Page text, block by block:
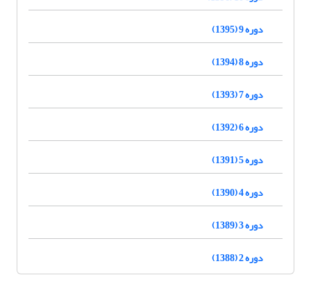
دوره 9 (1395)
دوره 8 (1394)
دوره 7 (1393)
دوره 6 (1392)
دوره 5 (1391)
دوره 4 (1390)
دوره 3 (1389)
دوره 2 (1388)